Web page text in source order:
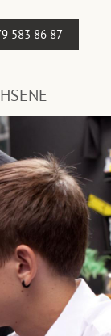
583 86 87